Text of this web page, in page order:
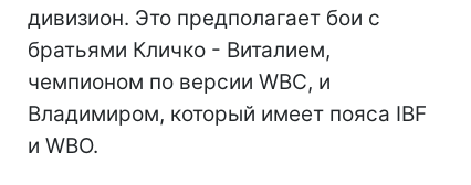
дивизион. Это предполагает бои с
братьями Кличко - Виталием,
чемпионом по версии WBC, и
Владимиром, который имеет пояса IBF
и WBO.